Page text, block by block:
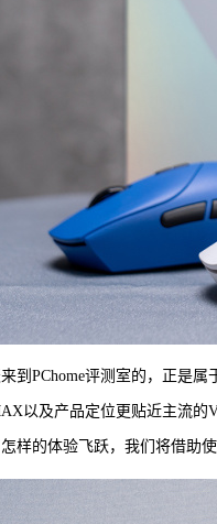
到PChome评测室的，正是
以及产品定位更贴近主流的
样的体验飞跃，我们将借助